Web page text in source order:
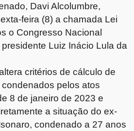
Davi Alcolumbre,
feira (8) a chamada Lei
o Congresso Nacional
Luiz Inácio Lula da
critérios de cálculo de
pelos atos
8 de janeiro de 2023 e
a situação do ex-
condenado a 27 anos